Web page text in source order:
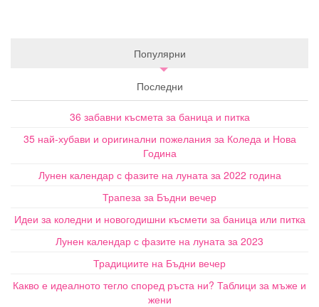
Популярни
Последни
36 забавни късмета за баница и питка
35 най-хубави и оригинални пожелания за Коледа и Нова
Година
Лунен календар с фазите на луната за 2022 година
Трапеза за Бъдни вечер
Идеи за коледни и новогодишни късмети за баница или питка
Лунен календар с фазите на луната за 2023
Традициите на Бъдни вечер
Какво е идеалното тегло според ръста ни? Таблици за мъже и
жени